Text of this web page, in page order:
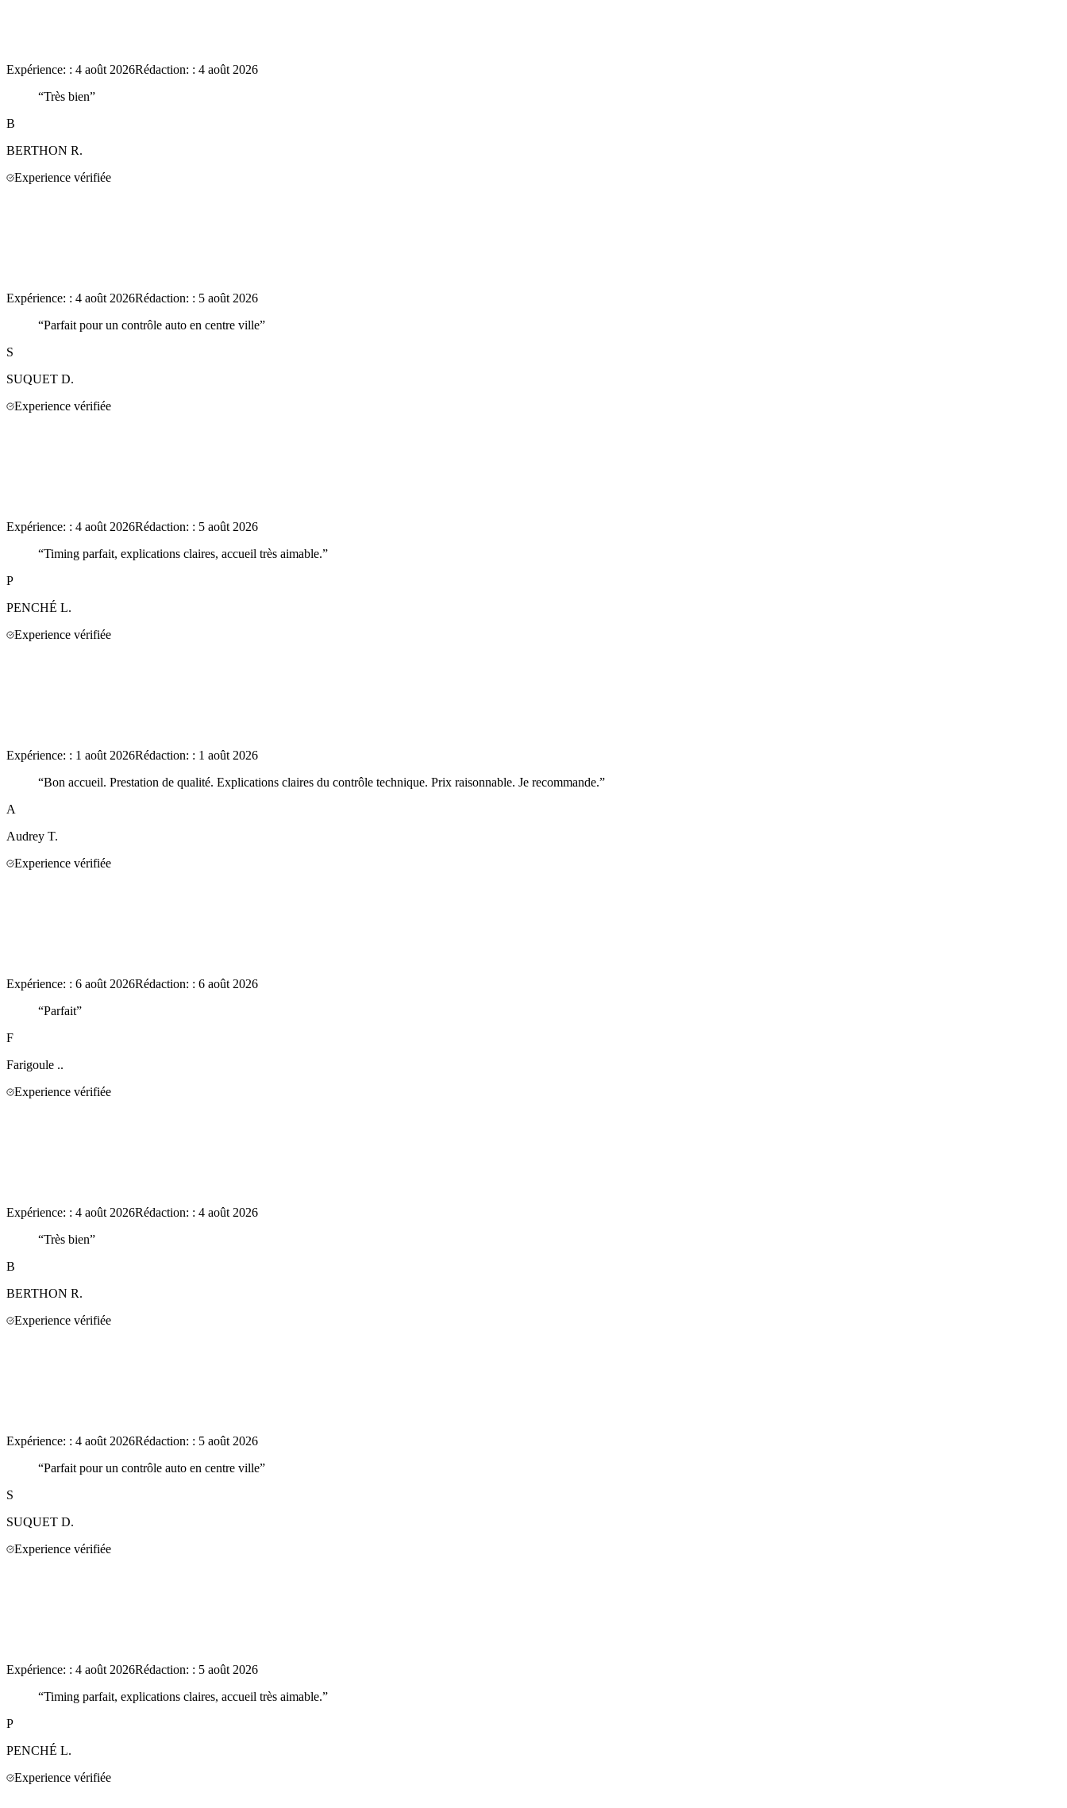
Expérience: : 4 août 2026Rédaction: : 4 août 2026
“Très bien”
B
BERTHON R.
Experience vérifiée
Expérience: : 4 août 2026Rédaction: : 5 août 2026
“Parfait pour un contrôle auto en centre ville”
S
SUQUET D.
Experience vérifiée
Expérience: : 4 août 2026Rédaction: : 5 août 2026
“Timing parfait, explications claires, accueil très aimable.”
P
PENCHÉ L.
Experience vérifiée
Expérience: : 1 août 2026Rédaction: : 1 août 2026
“Bon accueil. Prestation de qualité. Explications claires du contrôle technique. Prix raisonnable. Je recommande.”
A
Audrey T.
Experience vérifiée
Expérience: : 6 août 2026Rédaction: : 6 août 2026
“Parfait”
F
Farigoule ..
Experience vérifiée
Expérience: : 4 août 2026Rédaction: : 4 août 2026
“Très bien”
B
BERTHON R.
Experience vérifiée
Expérience: : 4 août 2026Rédaction: : 5 août 2026
“Parfait pour un contrôle auto en centre ville”
S
SUQUET D.
Experience vérifiée
Expérience: : 4 août 2026Rédaction: : 5 août 2026
“Timing parfait, explications claires, accueil très aimable.”
P
PENCHÉ L.
Experience vérifiée